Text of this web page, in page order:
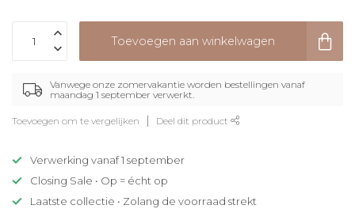
Toevoegen aan winkelwagen
Vanwege onze zomervakantie worden bestellingen vanaf
maandag 1 september verwerkt.
Toevoegen om te vergelijken Deel dit product
Verwerking vanaf 1 september
Closing Sale • Op = écht op
Laatste collectie • Zolang de voorraad strekt